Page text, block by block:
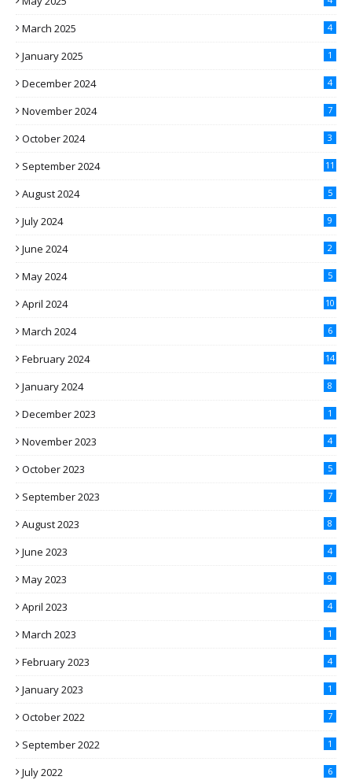
March 2025 4
January 2025 1
December 2024 4
November 2024 7
October 2024 3
September 2024 11
August 2024 5
July 2024 9
June 2024 2
May 2024 5
April 2024 10
March 2024 6
February 2024 14
January 2024 8
December 2023 1
November 2023 4
October 2023 5
September 2023 7
August 2023 8
June 2023 4
May 2023 9
April 2023 4
March 2023 1
February 2023 4
January 2023 1
October 2022 7
September 2022 1
July 2022 6